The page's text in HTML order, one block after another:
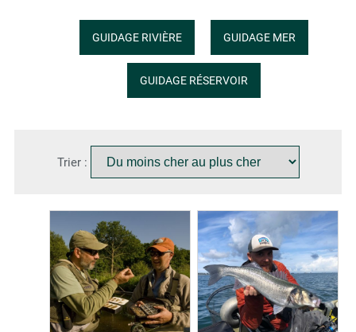
GUIDAGE RIVIÈRE GUIDAGE MER
GUIDAGE RÉSERVOIR
Trier :